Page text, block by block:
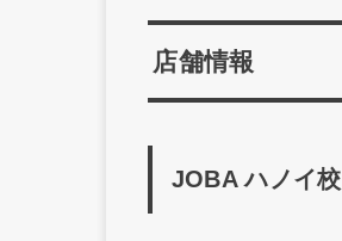
店舗情報
JOBA ハノイ校